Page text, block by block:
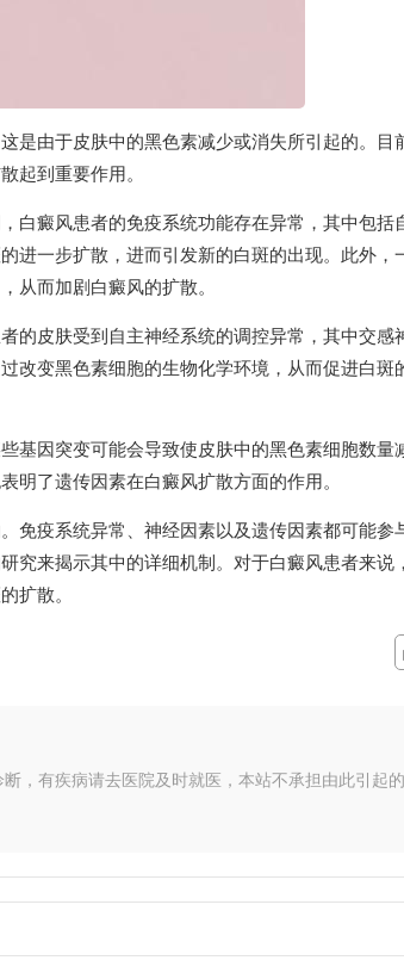
是由于皮肤中的黑色素减少或消失所引起的。目
起到重要作用。
白癜风患者的免疫系统功能存在异常，其中包括
进一步扩散，进而引发新的白斑的出现。此外，
从而加剧白癜风的扩散。
的皮肤受到自主神经系统的调控异常，其中交感
改变黑色素细胞的生物化学环境，从而促进白斑
基因突变可能会导致使皮肤中的黑色素细胞数量
明了遗传因素在白癜风扩散方面的作用。
免疫系统异常、神经因素以及遗传因素都可能参
究来揭示其中的详细机制。对于白癜风患者来说
扩散。
，有疾病请去医院及时就医，本站不承担由此引起